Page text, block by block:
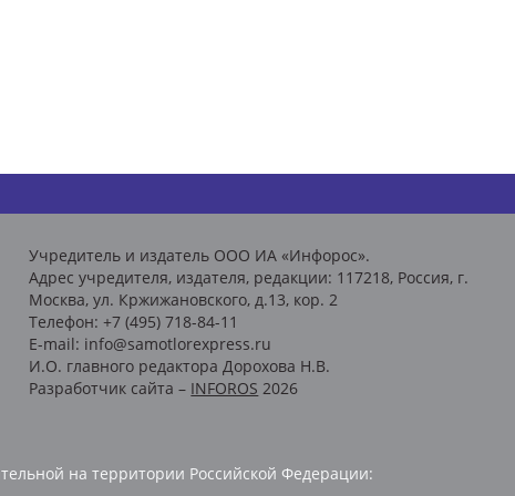
Учредитель и издатель ООО ИА «Инфорос».
Адрес учредителя, издателя, редакции: 117218, Россия, г.
Москва, ул. Кржижановского, д.13, кор. 2
Телефон: +7 (495) 718-84-11
E-mail: info@samotlorexpress.ru
И.О. главного редактора Дорохова Н.В.
Разработчик сайта – INFOROS 2026
на территории Российской Федерации: